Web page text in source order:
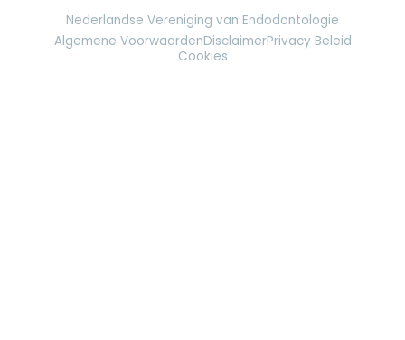
Nederlandse Vereniging van Endodontologie
Algemene VoorwaardenDisclaimerPrivacy Beleid
Cookies